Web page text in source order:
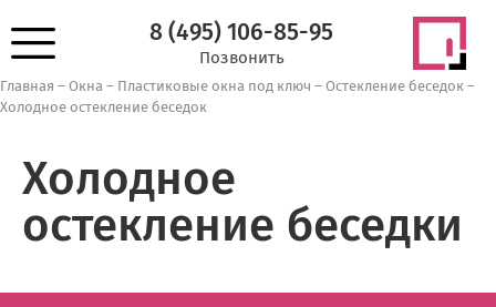
8 (495) 106-85-95
Позвонить
Главная – Окна – Пластиковые окна под ключ – Остекление беседок –
Холодное остекление беседок
Холодное
остекление беседки